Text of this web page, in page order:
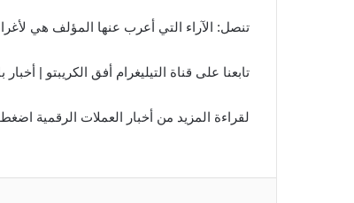
تنصل: الآراء التي أعرب عنها المؤلف هي
تابعنا على قناة التيليغرام أفق الكريبتو |
لقراءة المزيد من أخبار العملات الرقمية